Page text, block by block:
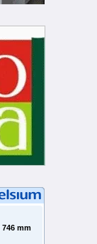
746 mm